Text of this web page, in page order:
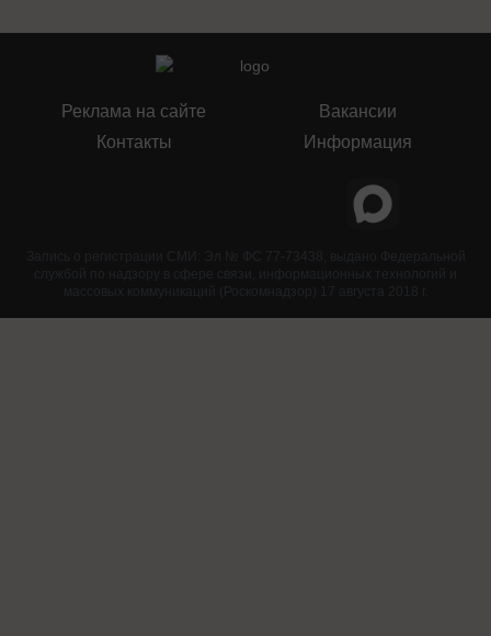
Реклама на сайте
Контакты
Вакансии
Информация
Запись о регистрации СМИ: Эл № ФС 77-73438, выдано Федеральной
службой по надзору в сфере связи, информационных технологий и
массовых коммуникаций (Роскомнадзор) 17 августа 2018 г.